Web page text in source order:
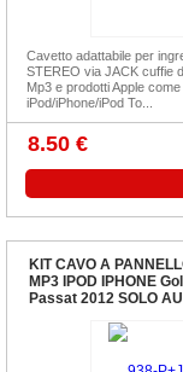
Cavetto adattabile per
STEREO via JACK cuffie
Mp3 e prodotti Apple come
iPod/iPhone/iPod To...
8.50 €
KIT CAVO A
MP3 IPOD IPHONE
Passat 2012 SOLO